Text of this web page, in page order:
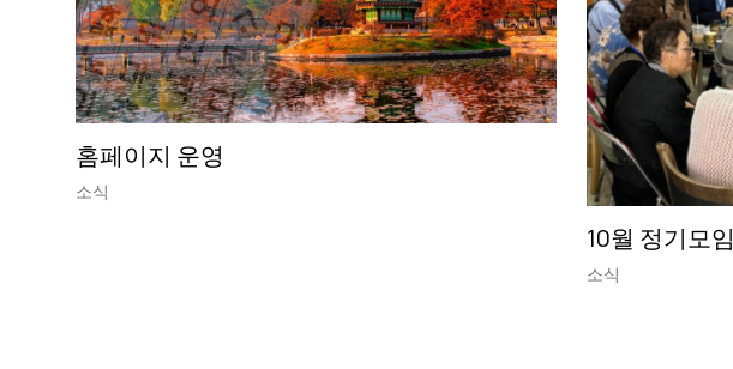
홈페이지 운영
소식
10월 정기모
소식